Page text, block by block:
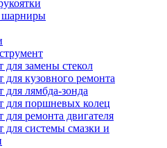
шарниры
для замены стекол
для кузовного ремонта
для лямбда-зонда
для поршневых колец
для ремонта двигателя
для системы смазки и